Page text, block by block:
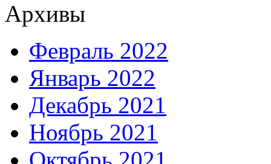
Архивы
Февраль 2022
Январь 2022
Декабрь 2021
Ноябрь 2021